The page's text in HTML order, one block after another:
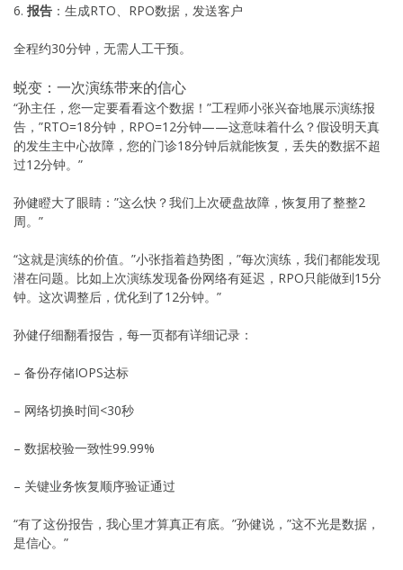
6. 报告 ：生成RTO、RPO数据，发送客户
全程约30分钟，无需人工干预。
蜕变：一次演练带来的信心
“孙主任，您一定要看看这个数据！”工程师小张兴奋地展示演练报
告，”RTO=18分钟，RPO=12分钟——这意味着什么？假设明天真
的发生主中心故障，您的门诊18分钟后就能恢复，丢失的数据不超
过12分钟。”
孙健瞪大了眼睛：”这么快？我们上次硬盘故障，恢复用了整整2
周。”
“这就是演练的价值。”小张指着趋势图，”每次演练，我们都能发现
潜在问题。比如上次演练发现备份网络有延迟，RPO只能做到15分
钟。这次调整后，优化到了12分钟。”
孙健仔细翻看报告，每一页都有详细记录：
– 备份存储IOPS达标
– 网络切换时间<30秒
– 数据校验一致性99.99%
– 关键业务恢复顺序验证通过
“有了这份报告，我心里才算真正有底。”孙健说，”这不光是数据，
是信心。”